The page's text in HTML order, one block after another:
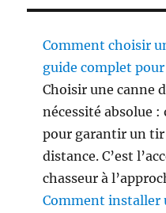
Comment choisir
guide complet pour
Choisir une canne
nécessité absolue
pour garantir un tir
distance. C’est
chasseur à
Comment installer